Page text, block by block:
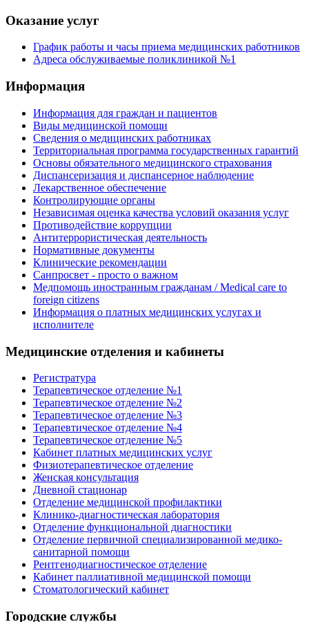
Оказание услуг
График работы и часы приема медицинских работников
Адреса обслуживаемые поликлиникой №1
Информация
Информация для граждан и пациентов
Виды медицинской помощи
Сведения о медицинских работниках
Территориальная программа государственных гарантий
Основы обязательного медицинского страхования
Диспансеризация и диспансерное наблюдение
Лекарственное обеспечение
Контролирующие органы
Независимая оценка качества условий оказания услуг
Противодействие коррупции
Антитеррористическая деятельность
Нормативные документы
Клинические рекомендации
Санпросвет - просто о важном
Медпомощь иностранным гражданам / Medical care to
foreign citizens
Информация о платных медицинских услугах и
исполнителе
Медицинские отделения и кабинеты
Регистратура
Терапевтическое отделение №1
Терапевтическое отделение №2
Терапевтическое отделение №3
Терапевтическое отделение №4
Терапевтическое отделение №5
Кабинет платных медицинских услуг
Физиотерапевтическое отделение
Женская консультация
Дневной стационар
Отделение медицинской профилактики
Клинико-диагностическая лаборатория
Отделение функциональной диагностики
Отделение первичной специализированной медико-
санитарной помощи
Рентгенодиагностическое отделение
Кабинет паллиативной медицинской помощи
Стоматологический кабинет
Городские службы